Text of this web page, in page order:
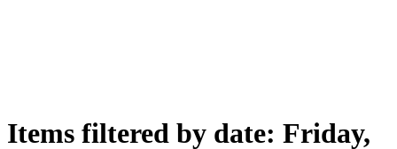
Items filtered by date: Friday,